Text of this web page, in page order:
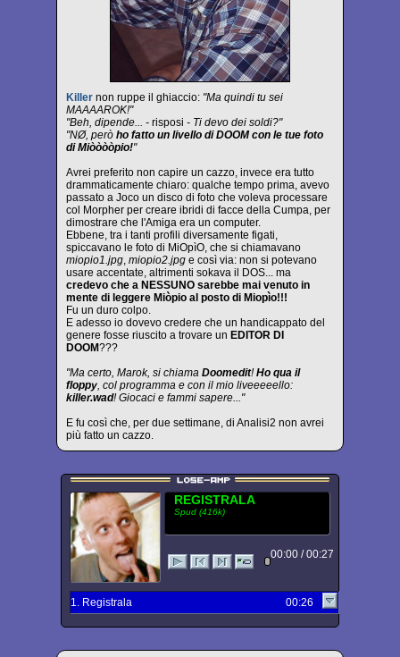
Killer non ruppe il ghiaccio: "Ma quindi tu sei
MAAAAROK!"
"Beh, dipende... - risposi - Ti devo dei soldi?"
"NØ, però ho fatto un livello di DOOM con le tue foto
di Miòòòòpio!"
Avrei preferito non capire un cazzo, invece era tutto
drammaticamente chiaro: qualche tempo prima, avevo
passato a Joco un disco di foto che voleva processare
col Morpher per creare ibridi di facce della Cumpa, per
dimostrare che l'Amiga era un computer.
Ebbene, tra i tanti profili diversamente figati,
spiccavano le foto di MiOpìO, che si chiamavano
miopio1.jpg, miopio2.jpg e così via: non si potevano
usare accentate, altrimenti sokava il DOS... ma
credevo che a NESSUNO sarebbe mai venuto in
mente di leggere Miòpio al posto di Miopìo!!!
Fu un duro colpo.
E adesso io dovevo credere che un handicappato del
genere fosse riuscito a trovare un EDITOR DI
DOOM???
"Ma certo, Marok, si chiama Doomedit!Ho qua il
floppy, col programma e con il mio liveeeeello:
killer.wad! Giocaci e fammi sapere..."
E fu così che, per due settimane, di Analisi2 non avrei
più fatto un cazzo.
REGISTRALA
Spud (416k)
00:00 / 00:27
1. Registrala 00:26